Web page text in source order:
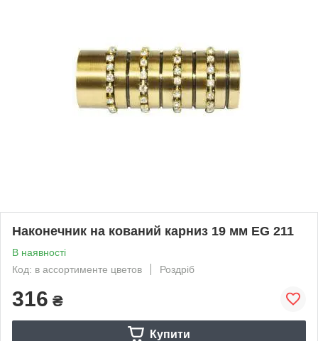
Наконечник на кований карниз 19 мм EG 211
В наявності
Код: в ассортименте цветов
Роздріб
316 ₴
Купити